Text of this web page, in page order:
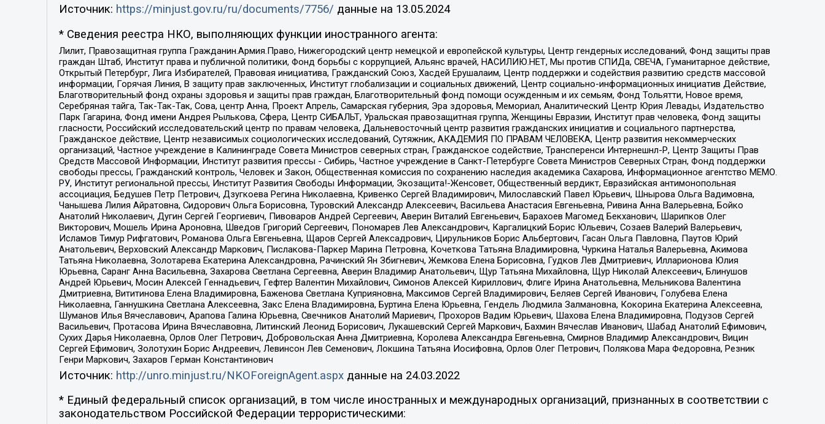
Источник: https://minjust.gov.ru/ru/documents/7756/ данные на 13.05.2024
* Сведения реестра НКО, выполняющих функции иностранного агента:
Лилит, Правозащитная группа Гражданин.Армия.Право, Нижегородский центр немецкой и европейской культуры, Центр гендерных исследований, Фонд защиты прав
граждан Штаб, Институт права и публичной политики, Фонд борьбы с коррупцией, Альянс врачей, НАСИЛИЮ.НЕТ, Мы против СПИДа, СВЕЧА, Гуманитарное действие,
Открытый Петербург, Лига Избирателей, Правовая инициатива, Гражданский Союз, Хасдей Ерушалаим, Центр поддержки и содействия развитию средств массовой
информации, Горячая Линия, В защиту прав заключенных, Институт глобализации и социальных движений, Центр социально-информационных инициатив Действие,
Благотворительный фонд охраны здоровья и защиты прав граждан, Благотворительный фонд помощи осужденным и их семьям, Фонд Тольятти, Новое время,
Серебряная тайга, Так-Так-Так, Сова, центр Анна, Проект Апрель, Самарская губерния, Эра здоровья, Мемориал, Аналитический Центр Юрия Левады, Издательство
Парк Гагарина, Фонд имени Андрея Рылькова, Сфера, Центр СИБАЛЬТ, Уральская правозащитная группа, Женщины Евразии, Институт прав человека, Фонд защиты
гласности, Российский исследовательский центр по правам человека, Дальневосточный центр развития гражданских инициатив и социального партнерства,
Гражданское действие, Центр независимых социологических исследований, Сутяжник, АКАДЕМИЯ ПО ПРАВАМ ЧЕЛОВЕКА, Центр развития некоммерческих
организаций, Частное учреждение в Калининграде Совета Министров северных стран, Гражданское содействие, Трансперенси Интернешнл-Р, Центр Защиты Прав
Средств Массовой Информации, Институт развития прессы - Сибирь, Частное учреждение в Санкт-Петербурге Совета Министров Северных Стран, Фонд поддержки
свободы прессы, Гражданский контроль, Человек и Закон, Общественная комиссия по сохранению наследия академика Сахарова, Информационное агентство МЕМО.
РУ, Институт региональной прессы, Институт Развития Свободы Информации, Экозащита!-Женсовет, Общественный вердикт, Евразийская антимонопольная
ассоциация, Бедушев Петр Петрович, Дзугкоева Регина Николаевна, Кривенко Сергей Владимирович, Милославский Павел Юрьевич, Шнырова Ольга Вадимовна,
Чанышева Лилия Айратовна, Сидорович Ольга Борисовна, Туровский Александр Алексеевич, Васильева Анастасия Евгеньевна, Ривина Анна Валерьевна, Бойко
Анатолий Николаевич, Дугин Сергей Георгиевич, Пивоваров Андрей Сергеевич, Аверин Виталий Евгеньевич, Барахоев Магомед Бекханович, Шарипков Олег
Викторович, Мошель Ирина Ароновна, Шведов Григорий Сергеевич, Пономарев Лев Александрович, Каргалицкий Борис Юльевич, Созаев Валерий Валерьевич,
Исламов Тимур Рифгатович, Романова Ольга Евгеньевна, Щаров Сергей Алексадрович, Цирульников Борис Альбертович, Гасан Ольга Павловна, Паутов Юрий
Анатольевич, Верховский Александр Маркович, Пислакова-Паркер Марина Петровна, Кочеткова Татьяна Владимировна, Чуркина Наталья Валерьевна, Акимова
Татьяна Николаевна, Золотарева Екатерина Александровна, Рачинский Ян Збигневич, Жемкова Елена Борисовна, Гудков Лев Дмитриевич, Илларионова Юлия
Юрьевна, Саранг Анна Васильевна, Захарова Светлана Сергеевна, Аверин Владимир Анатольевич, Щур Татьяна Михайловна, Щур Николай Алексеевич, Блинушов
Андрей Юрьевич, Мосин Алексей Геннадьевич, Гефтер Валентин Михайлович, Симонов Алексей Кириллович, Флиге Ирина Анатольевна, Мельникова Валентина
Дмитриевна, Вититинова Елена Владимировна, Баженова Светлана Куприяновна, Максимов Сергей Владимирович, Беляев Сергей Иванович, Голубева Елена
Николаевна, Ганнушкина Светлана Алексеевна, Закс Елена Владимировна, Буртина Елена Юрьевна, Гендель Людмила Залмановна, Кокорина Екатерина Алексеевна,
Шуманов Илья Вячеславович, Арапова Галина Юрьевна, Свечников Анатолий Мариевич, Прохоров Вадим Юрьевич, Шахова Елена Владимировна, Подузов Сергей
Васильевич, Протасова Ирина Вячеславовна, Литинский Леонид Борисович, Лукашевский Сергей Маркович, Бахмин Вячеслав Иванович, Шабад Анатолий Ефимович,
Сухих Дарья Николаевна, Орлов Олег Петрович, Добровольская Анна Дмитриевна, Королева Александра Евгеньевна, Смирнов Владимир Александрович, Вицин
Сергей Ефимович, Золотухин Борис Андреевич, Левинсон Лев Семенович, Локшина Татьяна Иосифовна, Орлов Олег Петрович, Полякова Мара Федоровна, Резник
Генри Маркович, Захаров Герман Константинович
Источник: http://unro.minjust.ru/NKOForeignAgent.aspxданные на 24.03.2022
* Единый федеральный список организаций, в том числе иностранных и международных организаций, признанных в соответствии с
законодательством Российской Федерации террористическими: